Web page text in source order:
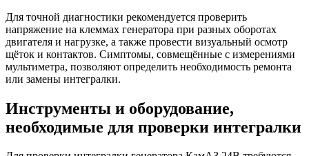
Для точной диагностики рекомендуется проверить
напряжение на клеммах генератора при разных оборотах
двигателя и нагрузке, а также провести визуальный осмотр
щёток и контактов. Симптомы, совмещённые с измерениями
мультиметра, позволяют определить необходимость ремонта
или замены интегралки.
Инструменты и оборудование,
необходимые для проверки интегралки